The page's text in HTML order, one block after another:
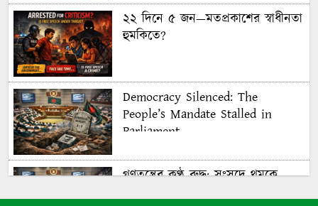
২২ দিনে ৫ জন—মতপ্রকাশের স্বাধীনতা
হুমকিতে?
Democracy Silenced: The
People’s Mandate Stalled in
Parliament
গণতন্ত্রের কণ্ঠ রুদ্ধ: সংসদে থমকে